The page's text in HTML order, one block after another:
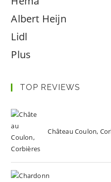
Albert Heijn
Lidl
Plus
TOP REVIEWS
Château Coulon,